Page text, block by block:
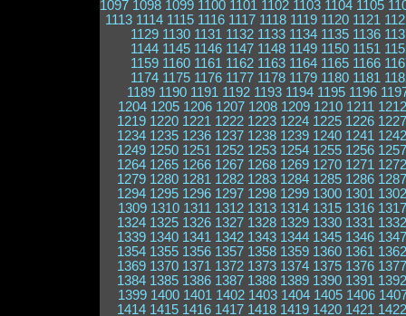
1097 1098 1099 1100 1101 1102 1103 1104 1105
1113 1114 1115 1116 1117 1118 1119 1120 1121
1129 1130 1131 1132 1133 1134 1135 1136
1144 1145 1146 1147 1148 1149 1150 1151
1159 1160 1161 1162 1163 1164 1165 1166
1174 1175 1176 1177 1178 1179 1180 1181
1189 1190 1191 1192 1193 1194 1195 1196
1204 1205 1206 1207 1208 1209 1210 1211 1212
1219 1220 1221 1222 1223 1224 1225 1226 1227
1234 1235 1236 1237 1238 1239 1240 1241 1242
1249 1250 1251 1252 1253 1254 1255 1256 1257
1264 1265 1266 1267 1268 1269 1270 1271 1272
1279 1280 1281 1282 1283 1284 1285 1286 1287
1294 1295 1296 1297 1298 1299 1300 1301 1302
1309 1310 1311 1312 1313 1314 1315 1316 1317
1324 1325 1326 1327 1328 1329 1330 1331 1332
1339 1340 1341 1342 1343 1344 1345 1346 1347
1354 1355 1356 1357 1358 1359 1360 1361 1362
1369 1370 1371 1372 1373 1374 1375 1376 1377
1384 1385 1386 1387 1388 1389 1390 1391 1392
1399 1400 1401 1402 1403 1404 1405 1406
1414 1415 1416 1417 1418 1419 1420 1421 1422